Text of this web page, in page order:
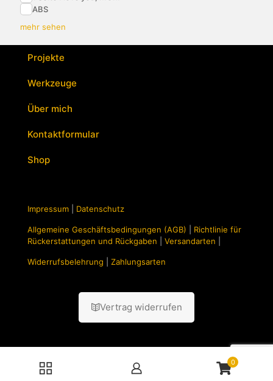
ABS
mehr sehen
Projekte
Werkzeuge
Über mich
Kontaktformular
Shop
Impressum Datenschutz
Allgemeine Geschäftsbedingungen (AGB)
Richtlinie für
Rückerstattungen und Rückgaben
Versandarten
Widerrufsbelehrung Zahlungsarten
Vertrag widerrufen
0